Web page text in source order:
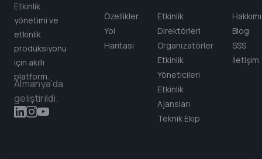
Etkinlik
yönetimi ve
etkinlik
prodüksiyonu
için akıllı
platform.
Almanya’da
geliştirildi.
Özellikler
Yol
Haritası
Etkinlik
Direktörleri
Organizatörler
Etkinlik
Yöneticileri
Etkinlik
Ajansları
Teknik Ekip
Blog
SSS
İletişim